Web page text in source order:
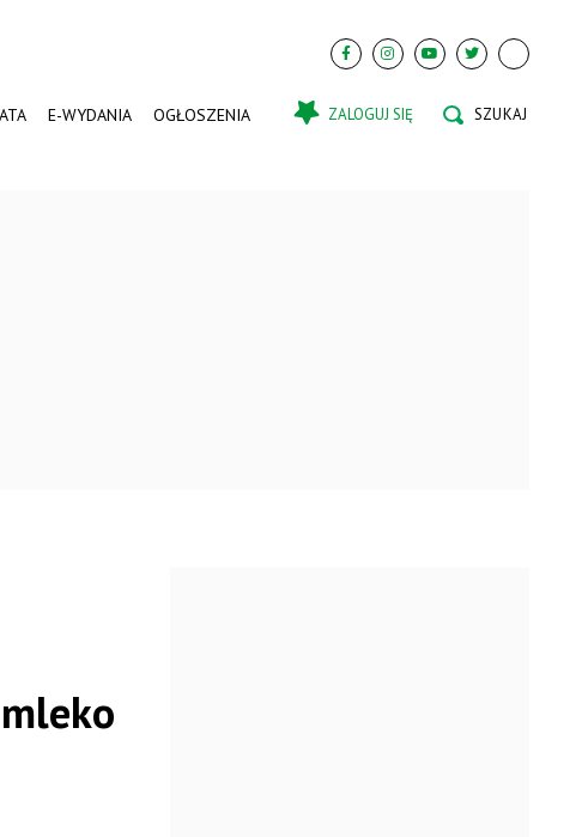
E-WYDANIA OGŁOSZENIA ZALOGUJ SIĘ